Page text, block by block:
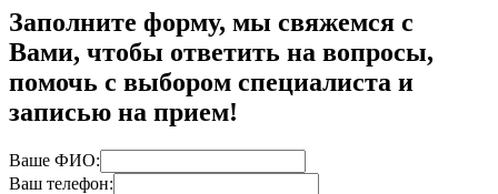
Заполните форму, мы свяжемся с
Вами, чтобы ответить на вопросы,
помочь с выбором специалиста и
записью на прием!
Ваше ФИО:
Ваш телефон: